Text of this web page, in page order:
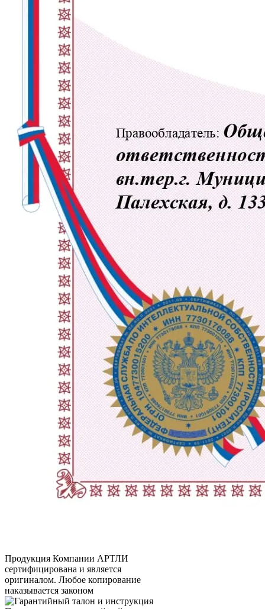
Продукция Компании АРТЛИ
сертифицирована и является
оригиналом. Любое копирование
наказывается законом